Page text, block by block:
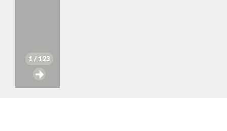
1 / 123